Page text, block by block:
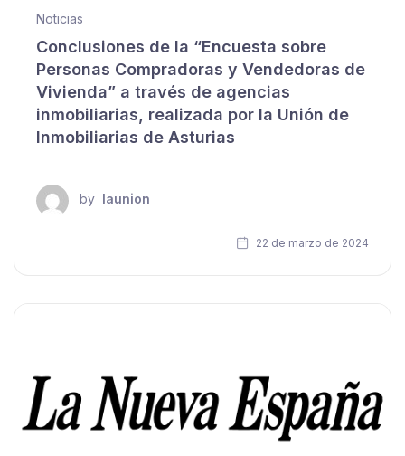
Noticias
Conclusiones de la “Encuesta sobre
Personas Compradoras y Vendedoras de
Vivienda” a través de agencias
inmobiliarias, realizada por la Unión de
Inmobiliarias de Asturias
by launion
22 de marzo de 2024